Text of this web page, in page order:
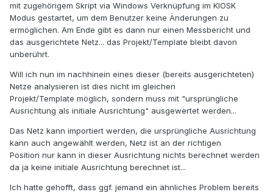
mit zugehörigem Skript via Windows Verknüpfung im KIOSK
Modus gestartet, um dem Benutzer keine Änderungen zu
ermöglichen. Am Ende gibt es dann nur einen Messbericht und
das ausgerichtete Netz... das Projekt/Template bleibt davon
unberührt.
Will ich nun im nachhinein eines dieser (bereits ausgerichteten)
Netze analysieren ist dies nicht im gleichen
Projekt/Template möglich, sondern muss mit "ursprüngliche
Ausrichtung als initiale Ausrichtung" ausgewertet werden...
Das Netz kann importiert werden, die ursprüngliche Ausrichtung
kann auch angewählt werden, Netz ist an der richtigen
Position nur kann in dieser Ausrichtung nichts berechnet werden
da ja keine initiale Ausrichtung berechnet ist...
Ich hatte gehofft, dass ggf. jemand ein ähnliches Problem bereits